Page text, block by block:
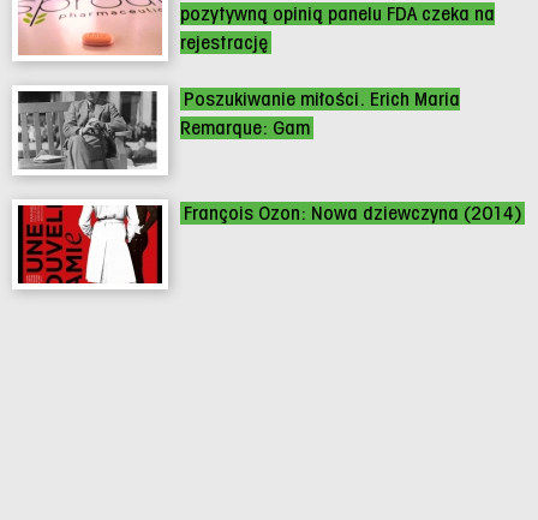
pozytywną opinią panelu FDA czeka na
rejestrację
Poszukiwanie miłości. Erich Maria
Remarque: Gam
François Ozon: Nowa dziewczyna (2014)